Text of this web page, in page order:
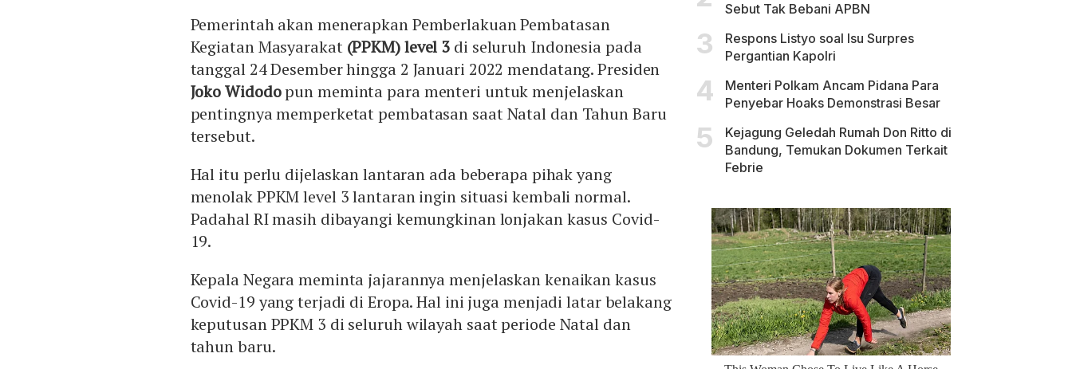
Pemerintah akan menerapkan Pemberlakuan Pembatasan
Kegiatan Masyarakat (PPKM) level 3 di seluruh Indonesia pada
tanggal 24 Desember hingga 2 Januari 2022 mendatang. Presiden
Joko Widodopun meminta para menteri untuk menjelaskan
pentingnya memperketat pembatasan saat Natal dan Tahun Baru
tersebut.
Hal itu perlu dijelaskan lantaran ada beberapa pihak yang
menolak PPKM level 3 lantaran ingin situasi kembali normal.
Padahal RI masih dibayangi kemungkinan lonjakan kasus Covid-
19.
Kepala Negara meminta jajarannya menjelaskan kenaikan kasus
Covid-19 yang terjadi di Eropa. Hal ini juga menjadi latar belakang
keputusan PPKM 3 di seluruh wilayah saat periode Natal dan
tahun baru.
Sebut Tak Bebani APBN
Respons Listyo soal Isu Surpres
Pergantian Kapolri
Menteri Polkam Ancam Pidana Para
Penyebar Hoaks Demonstrasi Besar
Kejagung Geledah Rumah Don Ritto di
Bandung, Temukan Dokumen Terkait
Febrie